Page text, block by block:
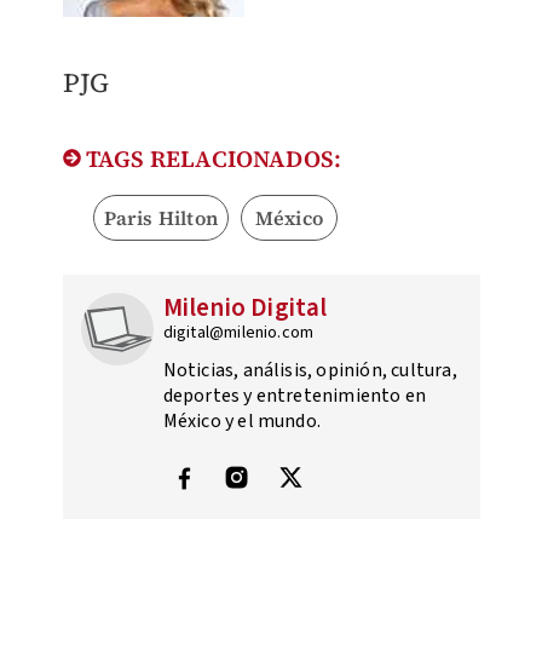
PJG
TAGS RELACIONADOS:
Paris Hilton México
Milenio Digital
digital@milenio.com
Noticias, análisis, opinión, cultura,
deportes y entretenimiento en
México y el mundo.